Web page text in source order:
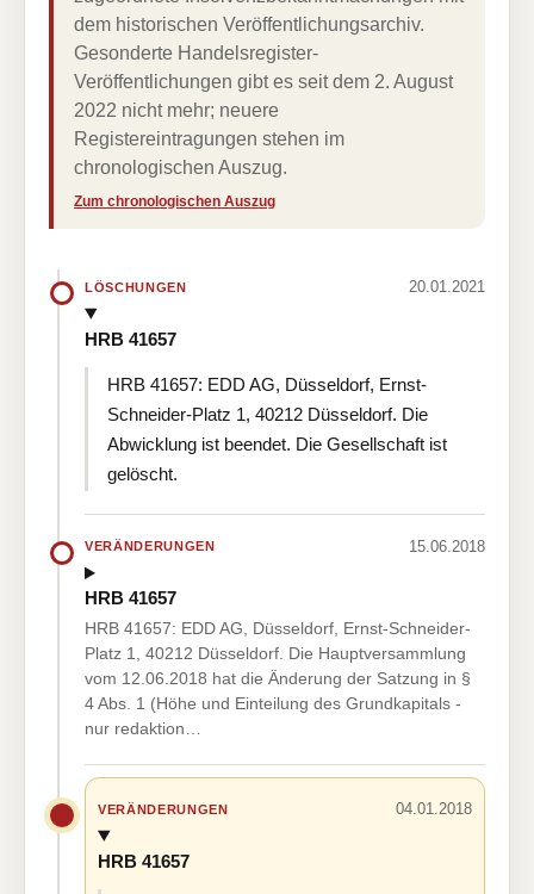
dem historischen Veröffentlichungsarchiv.
Gesonderte Handelsregister-
Veröffentlichungen gibt es seit dem 2. August
2022 nicht mehr; neuere
Registereintragungen stehen im
chronologischen Auszug.
Zum chronologischen Auszug
LÖSCHUNGEN 20.01.2021
HRB 41657
HRB 41657: EDD AG, Düsseldorf, Ernst-
Schneider-Platz 1, 40212 Düsseldorf. Die
Abwicklung ist beendet. Die Gesellschaft ist
gelöscht.
VERÄNDERUNGEN 15.06.2018
HRB 41657
HRB 41657: EDD AG, Düsseldorf, Ernst-Schneider-
Platz 1, 40212 Düsseldorf. Die Hauptversammlung
vom 12.06.2018 hat die Änderung der Satzung in §
4 Abs. 1 (Höhe und Einteilung des Grundkapitals -
nur redaktion…
VERÄNDERUNGEN 04.01.2018
HRB 41657